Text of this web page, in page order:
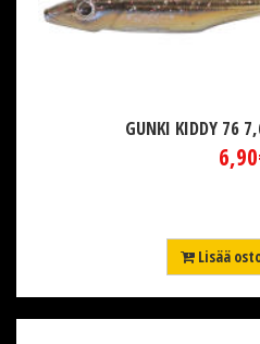
GUNKI KIDDY 76
Lisää